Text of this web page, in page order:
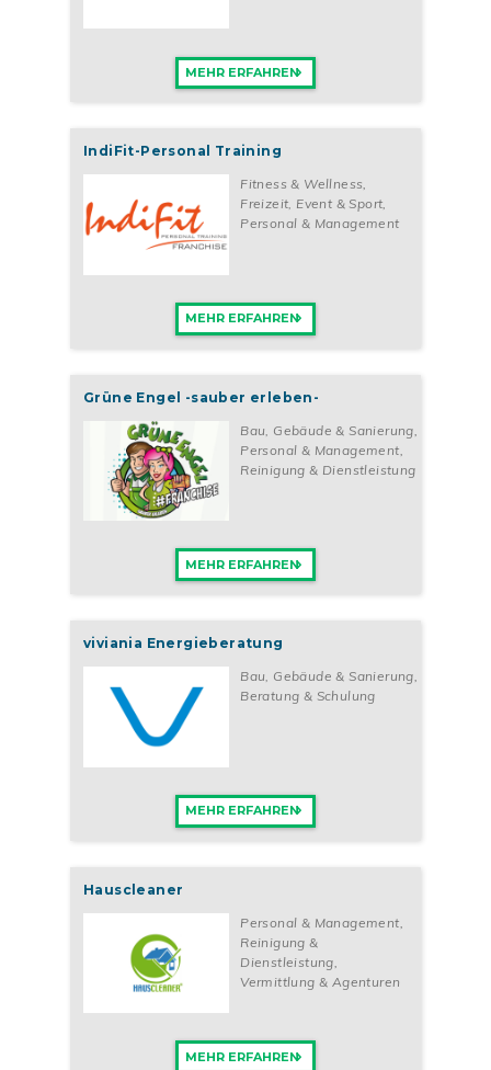
MEHR ERFAHREN
IndiFit-Personal Training
Fitness & Wellness,
Freizeit, Event & Sport,
Personal & Management
MEHR ERFAHREN
Grüne Engel -sauber erleben-
Bau, Gebäude & Sanierung
Personal & Management
Reinigung & Dienstleistung
MEHR ERFAHREN
viviania Energieberatung
Bau, Gebäude & Sanierung,
Beratung & Schulung
MEHR ERFAHREN
Hauscleaner
Personal & Management
Reinigung &
Dienstleistung
Vermittlung & Agenturen
MEHR ERFAHREN